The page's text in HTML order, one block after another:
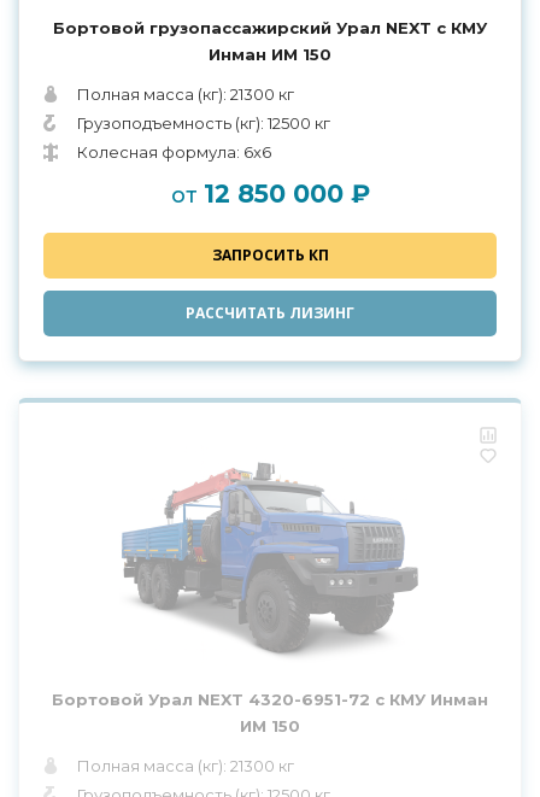
Бортовой грузопассажирский Урал NEXT с КМУ
Инман ИМ 150
Полная масса (кг): 21300 кг
Грузоподъемность (кг): 12500 кг
Колесная формула: 6x6
от 12 850 000 ₽
ЗАПРОСИТЬ КП
РАССЧИТАТЬ ЛИЗИНГ
Бортовой Урал NEXT 4320-6951-72 с КМУ Инман
ИМ 150
Полная масса (кг): 21300 кг